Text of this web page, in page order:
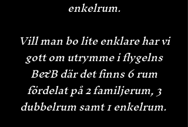
enkelrum.
Vill man bo lite enklare har vi
gott om utrymme i flygelns
B&B där det finns 6 rum
fördelat på 2 familjerum, 3
dubbelrum samt 1 enkelrum.